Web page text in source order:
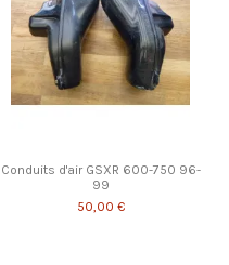
Conduits d'air GSXR 600-750 96-
99
50,00 €